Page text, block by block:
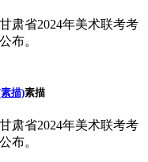
肃省2024年美术联考考
布。
描)素描
肃省2024年美术联考考
布。